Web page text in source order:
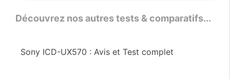
Découvrez nos autres tests & comparatifs...
Sony ICD-UX570 : Avis et Test complet